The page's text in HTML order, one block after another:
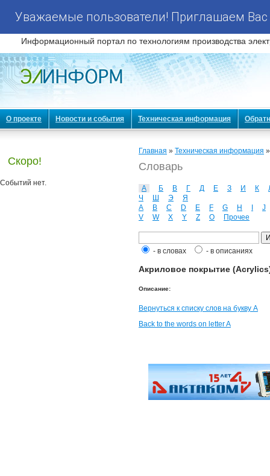
Уважаемые пользователи! Приглашаем
Информационный портал по технологиям производства
О проекте Новости и события Техническая информация
Скоро!
Событий нет.
Главная » Техническая информация
Словарь
А Б В Г Д Е З И К
Ч
Ш Э
Я
A
B C D E F G H
J
V
W X Y Z О Прочее
- в словах - в описаниях
Акриловое покрытие
Описание:
Вернуться к списку слов на букву А
Back to the words on letter A